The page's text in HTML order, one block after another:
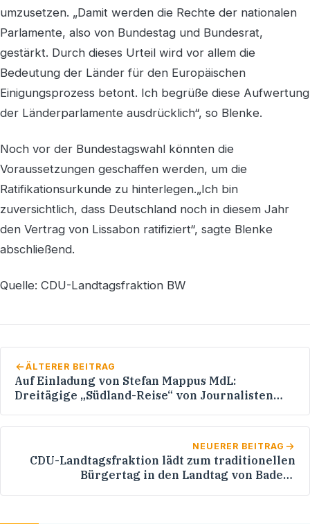
umzusetzen. „Damit werden die Rechte der nationalen
Parlamente, also von Bundestag und Bundesrat,
gestärkt. Durch dieses Urteil wird vor allem die
Bedeutung der Länder für den Europäischen
Einigungsprozess betont. Ich begrüße diese Aufwertung
der Länderparlamente ausdrücklich“, so Blenke.
Noch vor der Bundestagswahl könnten die
Voraussetzungen geschaffen werden, um die
Ratifikationsurkunde zu hinterlegen.„Ich bin
zuversichtlich, dass Deutschland noch in diesem Jahr
den Vertrag von Lissabon ratifiziert“, sagte Blenke
abschließend.
Quelle: CDU-Landtagsfraktion BW
ÄLTERER BEITRAG
Auf Einladung von Stefan Mappus MdL:
Dreitägige „Südland-Reise“ von Journalisten
in Heidelberg und im Rhein-Neckar-Kreis
NEUERER BEITRAG
CDU-Landtagsfraktion lädt zum traditionellen
Bürgertag in den Landtag von Baden-